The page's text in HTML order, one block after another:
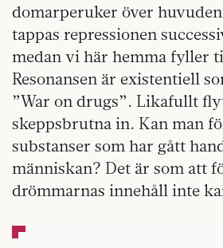
domarperuker över
tappas repressionen
medan vi här hemma fyller
Resonansen är existentiell
”War on drugs”. Likafullt
skeppsbrutna in. Kan man
substanser som har gått
människan? Det är som att
drömmarnas innehåll inte